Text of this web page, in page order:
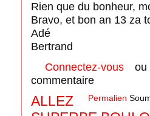
Rien que du bonheur,
Bravo, et bon an 13 za
Adé
Bertrand
Connectez-vous
commentaire
Permalien
ALLEZ